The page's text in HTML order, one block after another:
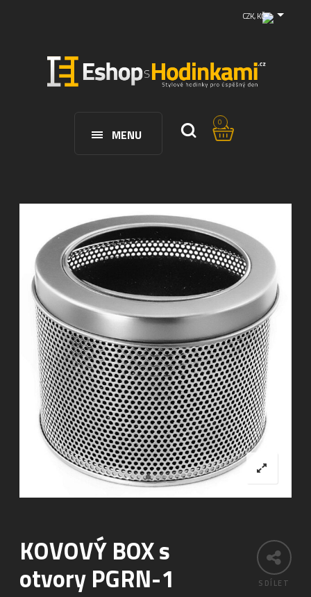
CZK, KČ
MENU
0
SDÍLET
KOVOVÝ BOX s
otvory PGRN-1